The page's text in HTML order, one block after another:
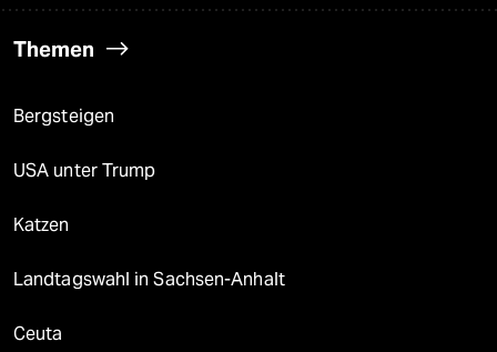
Themen
Bergsteigen
USA unter Trump
Katzen
Landtagswahl in Sachsen-Anhalt
Ceuta